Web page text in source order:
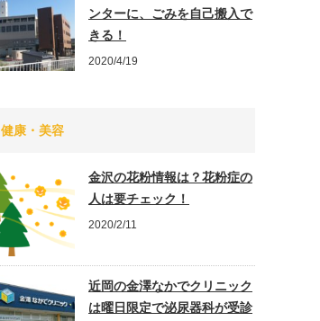
ンターに、ごみを自己搬入で
きる！
2020/4/19
健康・美容
金沢の花粉情報は？花粉症の
人は要チェック！
2020/2/11
近岡の金澤なかでクリニック
は曜日限定で泌尿器科が受診